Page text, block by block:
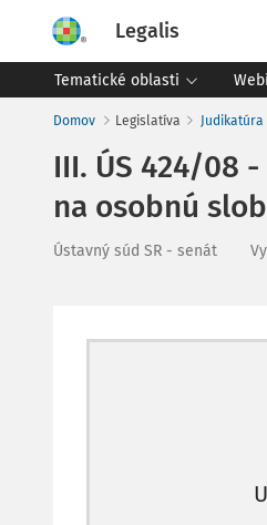
Legalis
Tematické oblasti
Domov Legislatíva Judikatúra
III. ÚS 424/08
na osobnú
Ústavný súd SR - senát